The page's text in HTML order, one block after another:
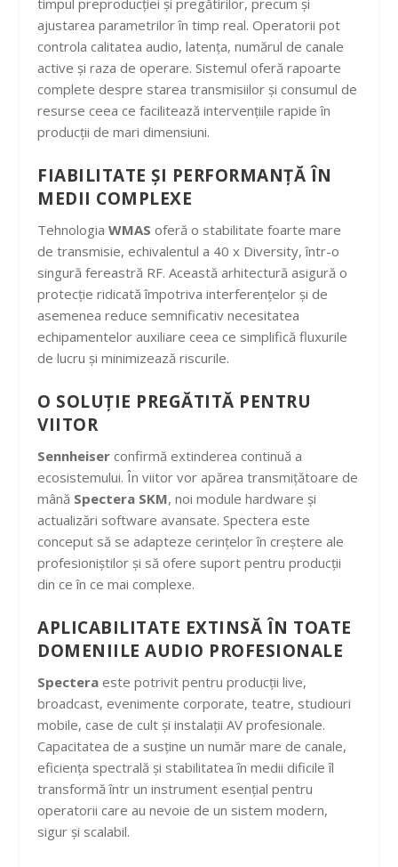
timpul preproducției și pregătirilor, precum și
ajustarea parametrilor în timp real. Operatorii pot
controla calitatea audio, latența, numărul de canale
active și raza de operare. Sistemul oferă rapoarte
complete despre starea transmisiilor și consumul de
resurse ceea ce facilitează intervențiile rapide în
producții de mari dimensiuni.
FIABILITATE ȘI PERFORMANȚĂ ÎN
MEDII COMPLEXE
TehnologiaWMAS oferă o stabilitate foarte mare
de transmisie, echivalentul a 40 x Diversity, într-o
singură fereastră RF. Această arhitectură asigură o
protecție ridicată împotriva interferențelor și de
asemenea reduce semnificativ necesitatea
echipamentelor auxiliare ceea ce simplifică fluxurile
de lucru și minimizează riscurile.
O SOLUȚIE PREGĂTITĂ PENTRU
VIITOR
Sennheiser confirmă extinderea continuă a
ecosistemului. În viitor vor apărea transmițătoare de
mână Spectera SKM, noi module hardware și
actualizări software avansate. Spectera este
conceput să se adapteze cerințelor în creștere ale
profesioniștilor și să ofere suport pentru producții
din ce în ce mai complexe.
APLICABILITATE EXTINSĂ ÎN TOATE
DOMENIILE AUDIO PROFESIONALE
Spectera este potrivit pentru producții live,
broadcast, evenimente corporate, teatre, studiouri
mobile, case de cult și instalații AV profesionale.
Capacitatea de a susține un număr mare de canale,
eficiența spectrală și stabilitatea în medii dificile îl
transformă într un instrument esențial pentru
operatorii care au nevoie de un sistem modern,
sigur și scalabil.